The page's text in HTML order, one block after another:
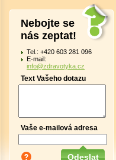
Nebojte se
nás zeptat!
Tel.: +420 603 281 096
E-mail:
info@zdravotyka.cz
Text Vašeho dotazu
Vaše e-mailová adresa